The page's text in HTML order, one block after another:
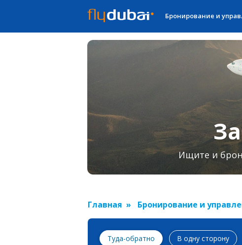
Бронирование и
Ищите и
Главная Бронирование и
Туда-обратно В одну сторону